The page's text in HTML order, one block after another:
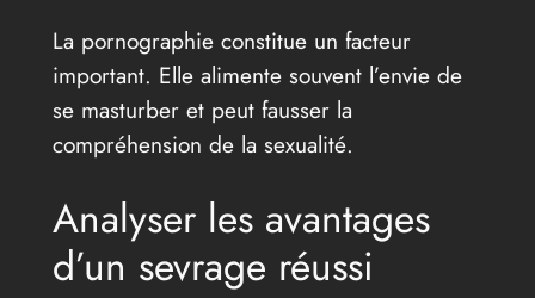
La pornographie constitue un facteur
important. Elle alimente souvent l’envie de
se masturber et peut fausser la
compréhension de la sexualité.
Analyser les avantages
d’un sevrage réussi